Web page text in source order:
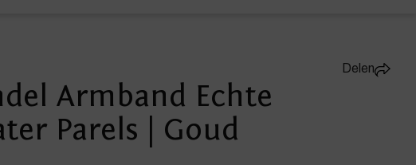
Armband Echte
Parels | Goud
Delen